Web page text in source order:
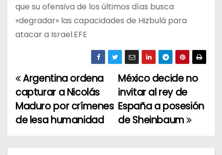
que su ofensiva de los últimos días busca
«degradar» las capacidades de Hizbulá para
atacar a Israel.EFE
N
a
v
e
México decide no
invitar al rey de
España a posesión
de Sheinbaum
Argentina ordena
capturar a Nicolás
Maduro por crímenes
de lesa humanidad